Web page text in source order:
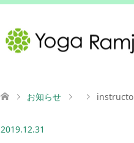
お知らせ
2019.12.31